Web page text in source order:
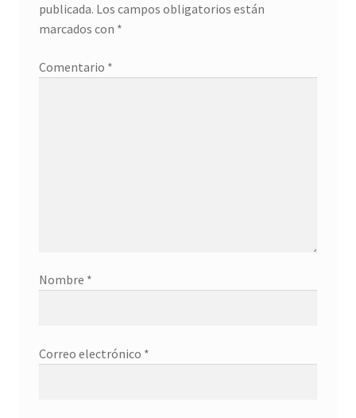
Detalles ceremonia, regalo publicitario, promocional
publicada. Los campos obligatorios están
marcados con *
Comentario *
Nombre *
Correo electrónico *